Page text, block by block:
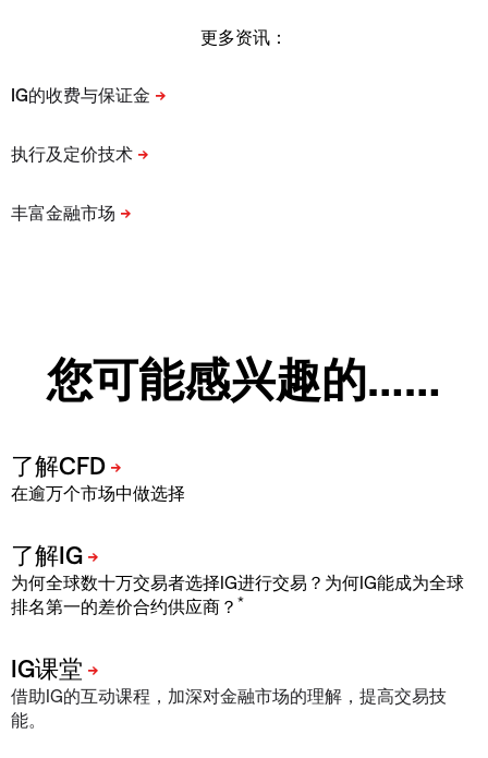
更多资讯：
您可能感兴趣的……
在逾万个市场中做选择
为何全球数十万交易者选择IG进行交易？为何IG能成为全球
排名第一的差价合约供应商？ *
借助IG的互动课程，加深对金融市场的理解，提高交易技
能。